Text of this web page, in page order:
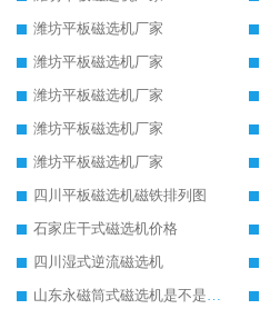
潍坊平板磁选机厂家
潍坊平板磁选机厂家
潍坊平板磁选机厂家
潍坊平板磁选机厂家
潍坊平板磁选机厂家
四川平板磁选机磁铁排列图
石家庄干式磁选机价格
四川湿式逆流磁选机
山东永磁筒式磁选机是不是强磁